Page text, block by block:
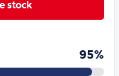
stock
95%